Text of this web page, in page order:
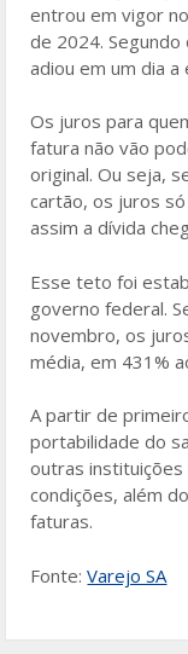
o
k
entrou em vigor
de 2024.
adiou em um dia
Os juros para
fatura não vão
original. Ou seja,
cartão, os juros
assim a dívida
Esse teto foi
governo federal.
novembro, os
média, em 431%
A partir de
portabilidade do
outras
condições, além
faturas.
Fonte:Varejo SA